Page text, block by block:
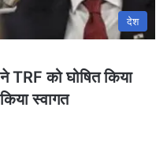
देश
TRF को घोषित किया
स्वागत